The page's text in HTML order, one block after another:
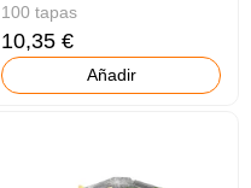
100 tapas
10,35 €
Añadir